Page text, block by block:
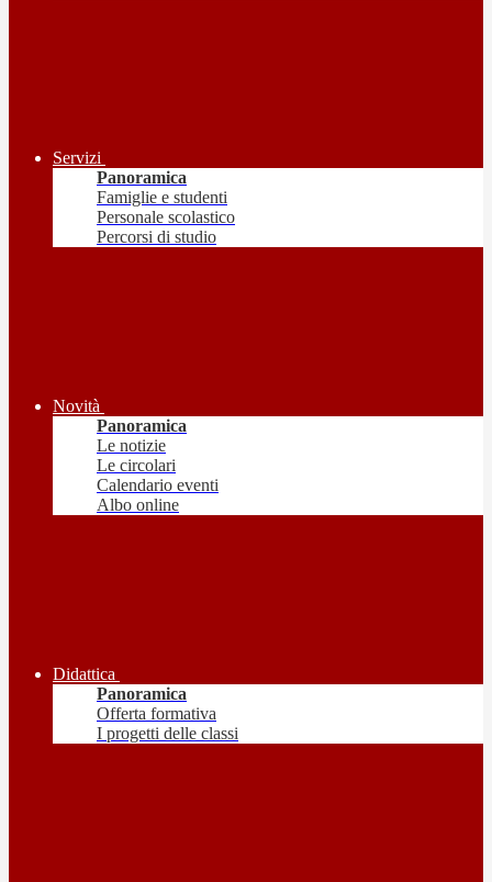
Servizi
Panoramica
Famiglie e studenti
Personale scolastico
Percorsi di studio
Novità
Panoramica
Le notizie
Le circolari
Calendario eventi
Albo online
Didattica
Panoramica
Offerta formativa
I progetti delle classi